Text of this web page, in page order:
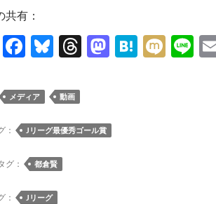
共有：
X
F
e
b
o
o
k
Bl
es
k
y
T
ds
M
o
H
M Li
メディア 動画
： Jリーグ最優秀ゴール賞
グ： 都倉賢
： Jリーグ